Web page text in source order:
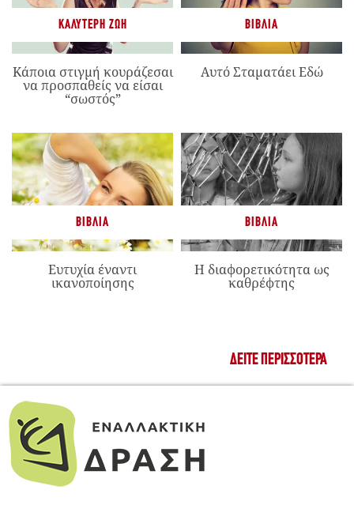
ΚΑΛΎΤΕΡΗ ΖΩΉ
Κάποια στιγμή κουράζεσαι
να προσπαθείς να είσαι
“σωστός”
ΒΙΒΛΊΑ
Αυτό Σταματάει Εδώ
ΒΙΒΛΊΑ
Ευτυχία έναντι
ικανοποίησης
ΒΙΒΛΊΑ
Η διαφορετικότητα ως
καθρέφτης
ΔΕΊΤΕ ΠΕΡΙΣΣΌΤΕΡΑ